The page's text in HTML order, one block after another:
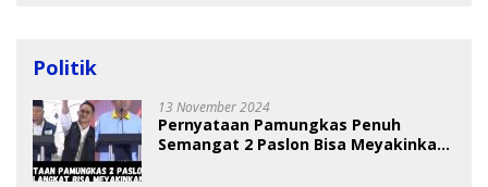
Politik
13 November 2024
Pernyataan Pamungkas Penuh
Semangat 2 Paslon Bisa Meyakinkan